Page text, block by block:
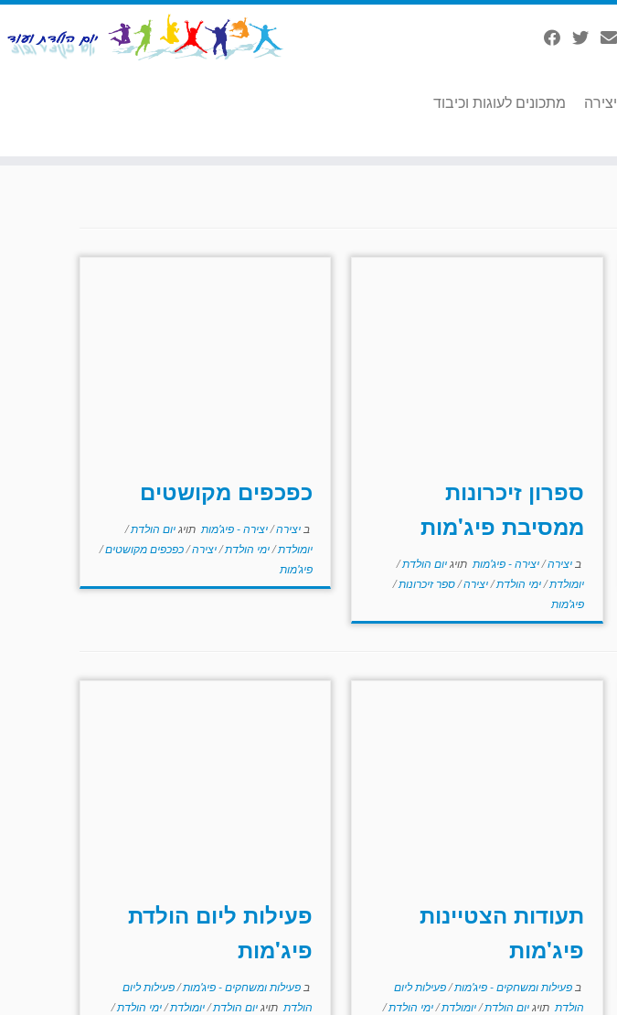
יצירה
מתכונים לעוגות וכיבוד
ספרון זיכרונות
ממסיבת פיג'מות
ב יצירה/יצירה - פיג'מות תויגיום הולדת/
יומולדת/ימי הולדת/יצירה/ספר זיכרונות/
פיג'מות
כפכפים מקושטים
ב יצירה/יצירה - פיג'מות תויגיום הולדת/
יומולדת/ימי הולדת/יצירה/כפכפים מקושטים/
פיג'מות
תעודות הצטיינות
פיג'מות
ב פעילות ומשחקים - פיג'מות/פעילות ליום
הולדת תויגיום הולדת/יומולדת/ימי הולדת/
פעילות ליום הולדת
פיג'מות
ב פעילות ומשחקים - פיג'מות/פעילות ליום
הולדת תויגיום הולדת/יומולדת/ימי הולדת/